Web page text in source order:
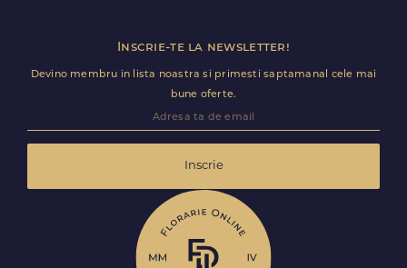
Inscrie-te la newsletter!
Devino membru in lista noastra si primesti saptamanal cele mai
bune oferte.
Inscrie